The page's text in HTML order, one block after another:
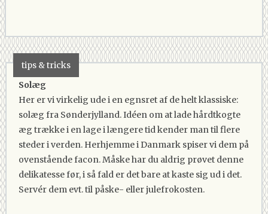
tips & tricks
Solæg
Her er vi virkelig ude i en egnsret af de helt klassiske:
solæg fra Sønderjylland. Idéen om at lade hårdtkogte
æg trække i en lage i længere tid kender man til flere
steder i verden. Herhjemme i Danmark spiser vi dem på
ovenstående facon. Måske har du aldrig prøvet denne
delikatesse før, i så fald er det bare at kaste sig ud i det.
Servér dem evt. til påske- eller julefrokosten.